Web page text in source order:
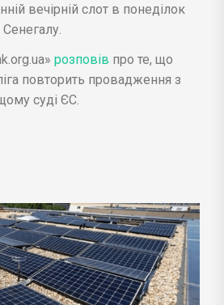
вечірній слот в понеділок
розповів про те, що
повторить провадження з
суді ЄС.